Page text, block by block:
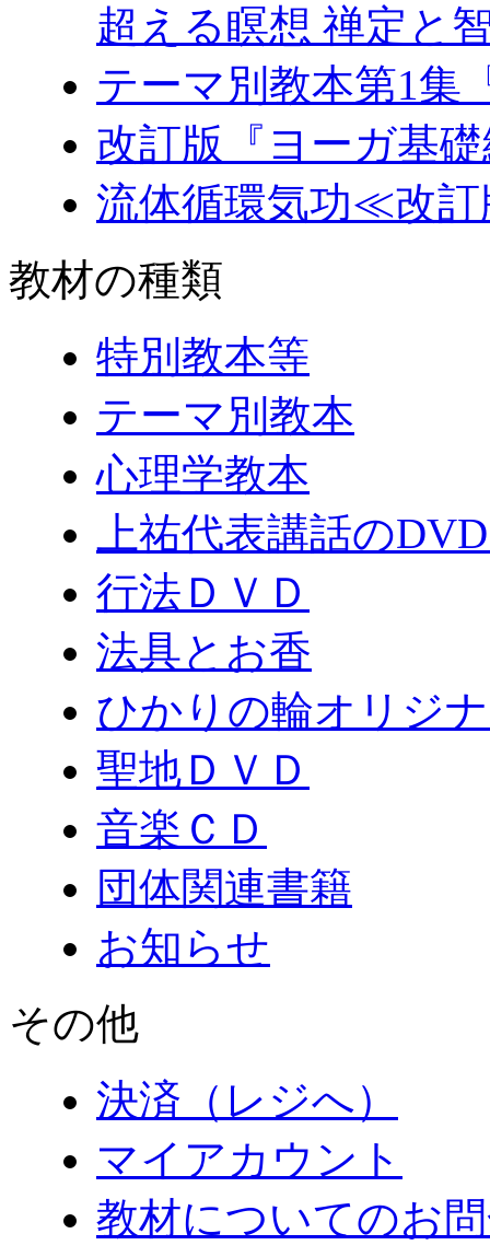
超える瞑想 禅定と
テーマ別教本第1集
改訂版『ヨーガ基
流体循環気功≪改
教材の種類
特別教本等
テーマ別教本
心理学教本
上祐代表講話の
行法ＤＶＤ
法具とお香
ひかりの輪オリジ
聖地ＤＶＤ
音楽ＣＤ
団体関連書籍
お知らせ
その他
決済（レジへ）
マイアカウント
教材についてのお